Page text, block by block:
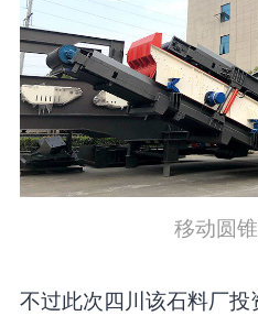
移动圆
不过此次四川该石料厂